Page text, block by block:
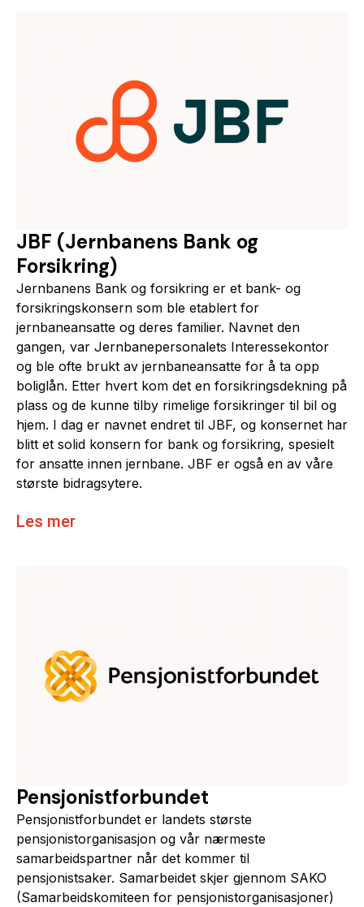
JBF (Jernbanens Bank og
Forsikring)
Jernbanens Bank og forsikring er et bank- og
forsikringskonsern som ble etablert for
jernbaneansatte og deres familier. Navnet den
gangen, var Jernbanepersonalets Interessekontor
og ble ofte brukt av jernbaneansatte for å ta opp
boliglån. Etter hvert kom det en forsikringsdekning på
plass og de kunne tilby rimelige forsikringer til bil og
hjem. I dag er navnet endret til JBF, og konsernet har
blitt et solid konsern for bank og forsikring, spesielt
for ansatte innen jernbane. JBF er også en av våre
største bidragsytere.
Les mer
Pensjonistforbundet
Pensjonistforbundet er landets største
pensjonistorganisasjon og vår nærmeste
samarbeidspartner når det kommer til
pensjonistsaker. Samarbeidet skjer gjennom SAKO
(Samarbeidskomiteen for pensjonistorganisasjoner)